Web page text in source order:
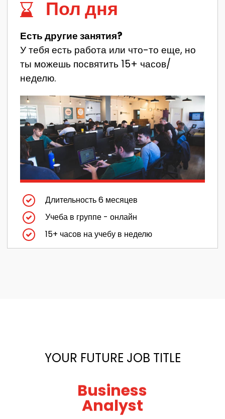
Пол дня
Есть другие занятия?
У тебя есть работа или что-то еще, но
ты можешь посвятить 15+ часов/
неделю.
Длительность 6 месяцев
Учеба в группе - онлайн
15+ часов на учебу в неделю
YOUR FUTURE JOB TITLE
Business
Analyst